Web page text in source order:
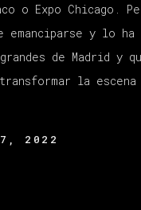
o Expo Chicago.
emanciparse y lo
de Madrid y
la
2022